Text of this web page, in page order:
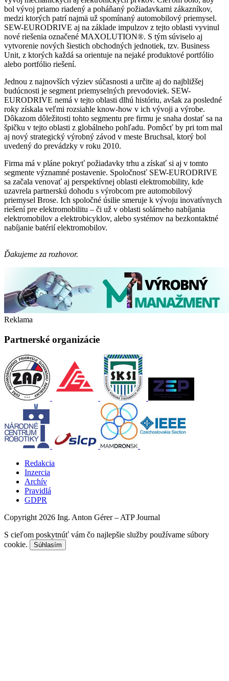
bol vývoj priamo riadený a poháňaný požiadavkami zákazníkov,
medzi ktorých patrí najmä už spomínaný automobilový priemysel.
SEW-EURODRIVE aj na základe impulzov z tejto oblasti vyvinul
nové riešenia označené MAXOLUTION®. S tým súviselo aj
vytvorenie nových šiestich obchodných jednotiek, tzv. Business
Unit, z ktorých každá sa orientuje na nejaké produktové portfólio
alebo portfólio riešení.
Jednou z najnovších výziev súčasnosti a určite aj do najbližšej
budúcnosti je segment priemyselných prevodoviek. SEW-
EURODRIVE nemá v tejto oblasti dlhú históriu, avšak za ­posledné
roky získala veľmi rozsiahle know-how v ich vývoji a výrobe.
Dôkazom dôležitosti tohto segmentu pre firmu je snaha dostať sa na
špičku v tejto oblasti z globálneho pohľadu. Pomôcť by pri tom mal
aj nový strategický výrobný závod v meste Bruchsal, ktorý bol
uvedený do prevádzky v roku 2010.
Firma má v pláne pokryť požiadavky trhu a získať si aj v tomto
segmente významné postavenie. Spoločnosť SEW-EURODRIVE
sa začala venovať aj perspektívnej oblasti elektromobility, kde
uzavrela partnerskú dohodu s výrobcom pre automobilový
priemysel Brose. Ich spoločné úsilie smeruje k vývoju inovatívnych
riešení pre elektromobilitu – či už v oblasti solárneho nabíjania
elektromobilov a elektrobicyklov, alebo systémov na bezkontaktné
nabíjanie batérií elektromobilov.
Ďakujeme za rozhovor.
Reklama
Partnerské organizácie
Redakcia
Inzercia
Archív
Pravidlá
GDPR
Copyright 2026 Ing. Anton Gérer – ATP Journal
S cieľom poskytnúť vám čo najlepšie služby používame súbory
cookie.
Súhlasím